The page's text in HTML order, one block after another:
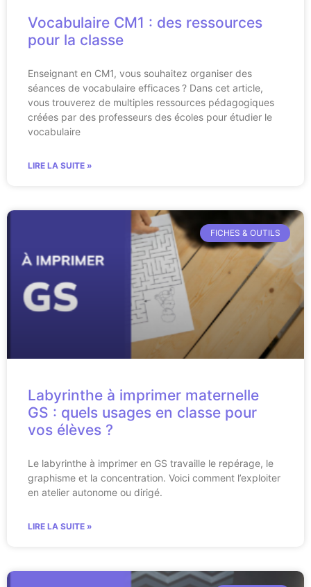
Vocabulaire CM1 : des ressources
pour la classe
Enseignant en CM1, vous souhaitez organiser des
séances de vocabulaire efficaces ? Dans cet article,
vous trouverez de multiples ressources pédagogiques
créées par des professeurs des écoles pour étudier le
vocabulaire
LIRE LA SUITE »
FICHES & OUTILS
Labyrinthe à imprimer maternelle
GS : quels usages en classe pour
vos élèves ?
Le labyrinthe à imprimer en GS travaille le repérage, le
graphisme et la concentration. Voici comment l’exploiter
en atelier autonome ou dirigé.
LIRE LA SUITE »